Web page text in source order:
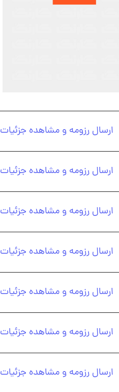
ارسال رزومه و مشاهده جزئیات
ارسال رزومه و مشاهده جزئیات
ارسال رزومه و مشاهده جزئیات
ارسال رزومه و مشاهده جزئیات
ارسال رزومه و مشاهده جزئیات
ارسال رزومه و مشاهده جزئیات
ارسال رزومه و مشاهده جزئیات